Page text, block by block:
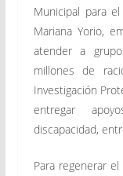
Municipal para
Mariana Yorio,
atender a
millones de
Investigación
entregar
discapacidad,
Para regenerar